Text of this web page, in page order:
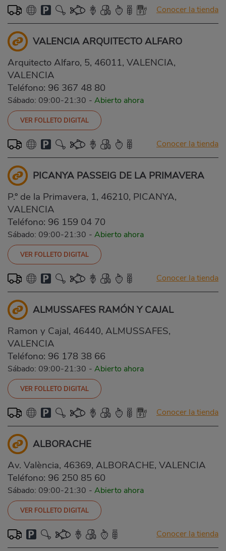
Conocer la tienda
VALENCIA ARQUITECTO ALFARO
Arquitecto Alfaro, 5, 46011, VALENCIA,
VALENCIA
Teléfono: 96 367 48 80
Sábado: 09:00-21:30 - Abierto ahora
VER FOLLETO DIGITAL
Conocer la tienda
PICANYA PASSEIG DE LA PRIMAVERA
P.º de la Primavera, 1, 46210, PICANYA,
VALENCIA
Teléfono: 96 159 04 70
Sábado: 09:00-21:30 - Abierto ahora
VER FOLLETO DIGITAL
Conocer la tienda
ALMUSSAFES RAMÓN Y CAJAL
Ramon y Cajal, 46440, ALMUSSAFES,
VALENCIA
Teléfono: 96 178 38 66
Sábado: 09:00-21:30 - Abierto ahora
VER FOLLETO DIGITAL
Conocer la tienda
ALBORACHE
Av. València, 46369, ALBORACHE, VALENCIA
Teléfono: 96 250 85 60
Sábado: 09:00-21:30 - Abierto ahora
VER FOLLETO DIGITAL
Conocer la tienda